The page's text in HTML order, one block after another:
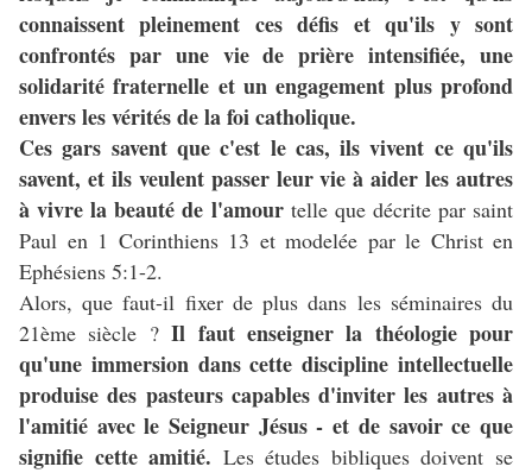
connaissent pleinement ces défis et qu'ils y sont
confrontés par une vie de prière intensifiée, une
solidarité fraternelle et un engagement plus profond
envers les vérités de la foi catholique.
Ces gars savent que c'est le cas, ils vivent ce qu'ils
savent, et ils veulent passer leur vie à aider les autres
à vivre la beauté de l'amourtelle que décrite par saint
Paul en 1 Corinthiens 13 et modelée par le Christ en
Ephésiens 5:1-2.
Alors, que faut-il fixer de plus dans les séminaires du
21ème siècle ?Il faut enseigner la théologie pour
qu'une immersion dans cette discipline intellectuelle
produise des pasteurs capables d'inviter les autres à
l'amitié avec le Seigneur Jésus - et de savoir ce que
signifie cette amitié. Les études bibliques doivent se